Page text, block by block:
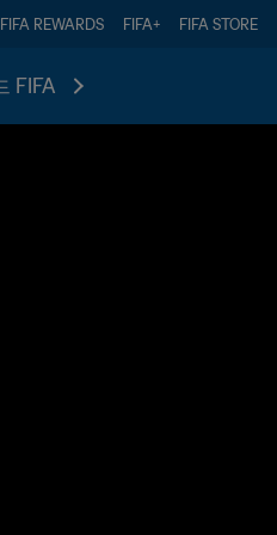
FIFA REWARDS FIFA+ FIFA STORE
FIFA